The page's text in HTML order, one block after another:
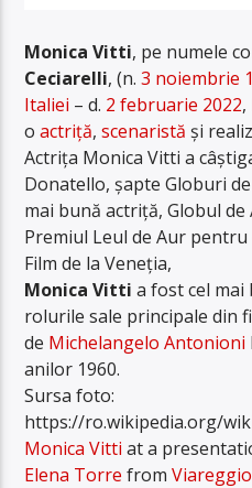
Monica Vitti, pe numele
Ceciarelli, (n.3 noiembrie
Italiei – d. 2 februarie 2022,
oactriță,scenaristă și
Actrița Monica Vitti a
Donatello, șapte Globuri
mai bună actriță, Globul
Premiul Leul de Aur
Film de la Veneția,
Monica Vitti a fost cel
rolurile sale principale din
de Michelangelo Antonioni
anilor 1960.
Sursa foto:
https://ro.wikipedia.org/
Monica Vitti at a
Elena Torre fromViareggio